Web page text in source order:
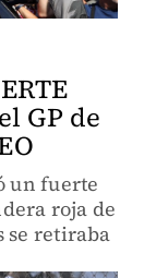
GP de
un fuerte
roja de
se retiraba